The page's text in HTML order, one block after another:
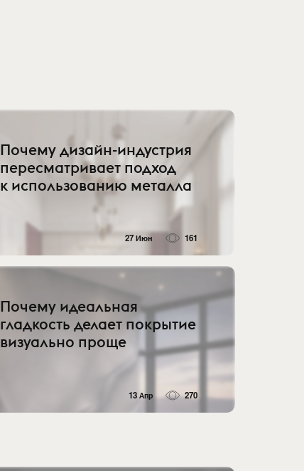
Почему дизайн-индустрия
пересматривает подход
к использованию металла
27 Июн 161
Почему идеальная
гладкость делает покрытие
визуально проще
13 Апр 270